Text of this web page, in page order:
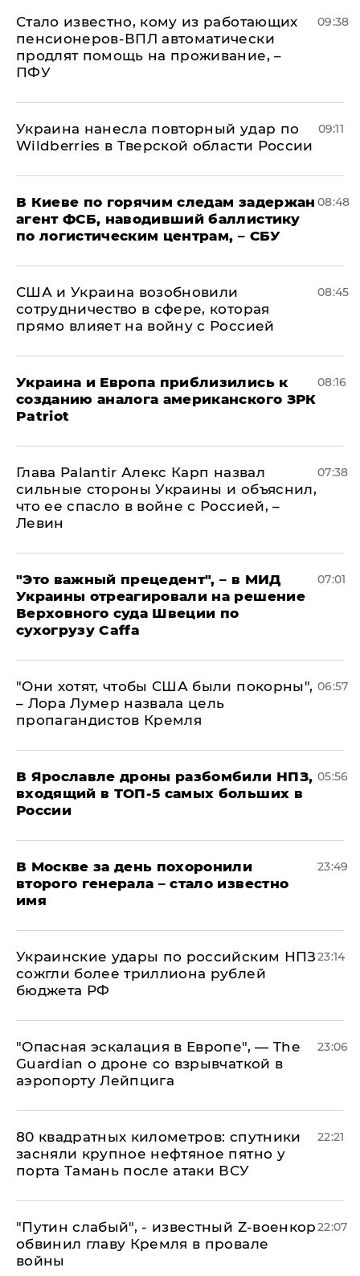
Стало известно, кому из работающих
пенсионеров-ВПЛ автоматически
продлят помощь на проживание, –
ПФУ
09:38
Украина нанесла повторный удар по
Wildberries в Тверской области России
09:11
В Киеве по горячим следам задержан
агент ФСБ, наводивший баллистику
по логистическим центрам, – СБУ
08:48
США и Украина возобновили
сотрудничество в сфере, которая
прямо влияет на войну с Россией
08:45
Украина и Европа приблизились к
созданию аналога американского ЗРК
Patriot
08:16
Глава Palantir Алекс Карп назвал
сильные стороны Украины и объяснил,
что ее спасло в войне с Россией, –
Левин
07:38
"Это важный прецедент", – в МИД
Украины отреагировали на решение
Верховного суда Швеции по
сухогрузу Caffa
07:01
"Они хотят, чтобы США были покорны",
– Лора Лумер назвала цель
пропагандистов Кремля
06:57
В Ярославле дроны разбомбили НПЗ,
входящий в ТОП-5 самых больших в
России
05:56
В Москве за день похоронили
второго генерала – стало известно
имя
23:49
Украинские удары по российским НПЗ
сожгли более триллиона рублей
бюджета РФ
23:14
"Опасная эскалация в Европе", — The
Guardian о дроне со взрывчаткой в
аэропорту Лейпцига
23:06
80 квадратных километров: спутники
засняли крупное нефтяное пятно у
порта Тамань после атаки ВСУ
22:21
​"Путин слабый", - известный Z-военкор
обвинил главу Кремля в провале
войны
22:07